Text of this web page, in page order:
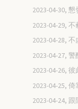
2023-04-30,
2023-04-29,
2023-04-28,
2023-04-27,
2023-04-26,
2023-04-25,
2023-04-24,